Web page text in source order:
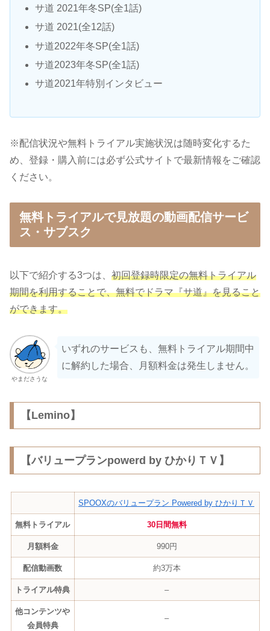
サ道 2021年冬SP(全1話)
サ道 2021(全12話)
サ道2022年冬SP(全1話)
サ道2023年冬SP(全1話)
サ道2021年特別インタビュー
※配信状況や無料トライアル実施状況は随時変化するた
め、登録・購入前には必ず公式サイトで最新情報をご確認
ください。
無料トライアルで見放題の動画配信サービ
ス・サブスク
以下で紹介する3つは、 初回登録時限定の無料トライアル
期間を利用することで、無料でドラマ『サ道』を見ること
ができます。
やまださうな
いずれのサービスも、無料トライアル期間中
に解約した場合、月額料金は発生しません。
【Lemino】
【バリュープランpowerd by ひかりＴＶ】
SPOOXのバリュープラン Powered by ひかりＴＶ
無料トライアル 30日間無料
月額料金 990円
配信動画数 約3万本
トライアル特典 –
他コンテンツや
会員特典
–